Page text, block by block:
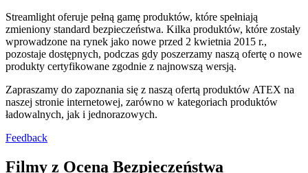
Streamlight oferuje pełną gamę produktów, które spełniają
zmieniony standard bezpieczeństwa. Kilka produktów, które zostały
wprowadzone na rynek jako nowe przed 2 kwietnia 2015 r.,
pozostaje dostępnych, podczas gdy poszerzamy naszą ofertę o nowe
produkty certyfikowane zgodnie z najnowszą wersją.
Zapraszamy do zapoznania się z naszą ofertą produktów ATEX na
naszej stronie internetowej, zarówno w kategoriach produktów
ładowalnych, jak i jednorazowych.
Feedback
Filmy z Oceną Bezpieczeństwa